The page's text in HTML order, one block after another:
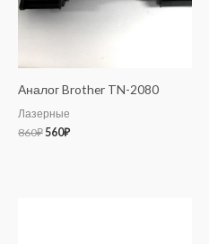
Аналог Brother TN-2080
Лазерные
860₽560₽